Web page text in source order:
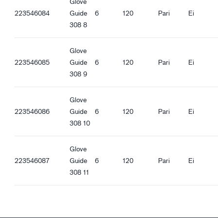
223546084
Guide
308 8
6 120 Pari Ei
223546085
Glove
Guide
308 9
6 120 Pari Ei
223546086
Glove
Guide
308 10
6 120 Pari Ei
223546087
Glove
Guide
308 11
6 120 Pari Ei